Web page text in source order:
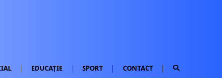
EDUCAȚIE SPORT CONTACT